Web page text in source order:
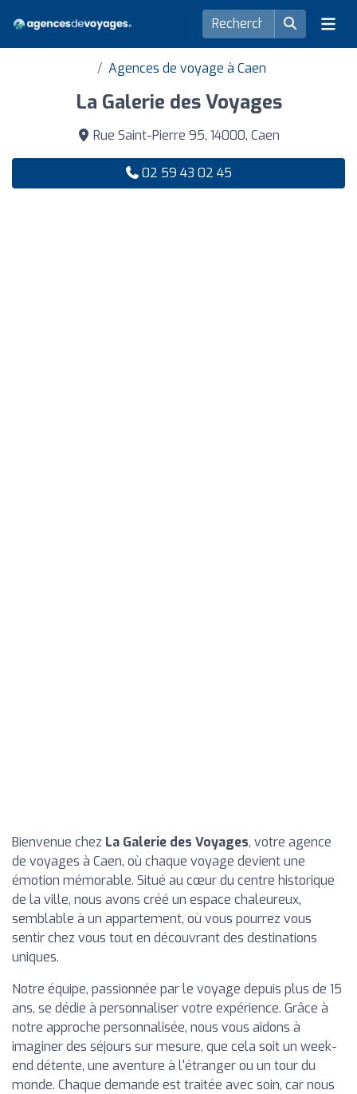
Agences de voyage à Caen
La Galerie des Voyages
Rue Saint-Pierre 95, 14000, Caen
02 59 43 02 45
Bienvenue chez La Galerie des Voyages, votre agence
de voyages à Caen, où chaque voyage devient une
émotion mémorable. Situé au cœur du centre historique
de la ville, nous avons créé un espace chaleureux,
semblable à un appartement, où vous pourrez vous
sentir chez vous tout en découvrant des destinations
uniques.
Notre équipe, passionnée par le voyage depuis plus de 15
ans, se dédie à personnaliser votre expérience. Grâce à
notre approche personnalisée, nous vous aidons à
imaginer des séjours sur mesure, que cela soit un week-
end détente, une aventure à l'étranger ou un tour du
monde. Chaque demande est traitée avec soin, car nous